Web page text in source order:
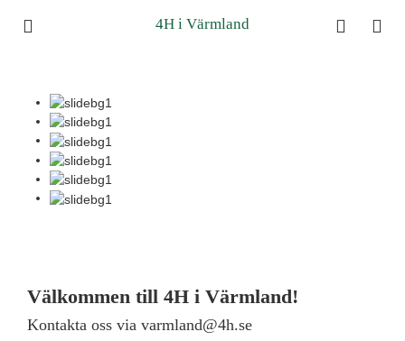
4H i Värmland
Välkommen till 4H i Värmland!
Kontakta oss via varmland@4h.se